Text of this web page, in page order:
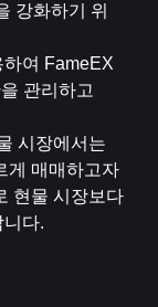
강화하기 위
여 FameEX
관리하고
시장에서는
게 매매하고자
현물 시장보다
다.